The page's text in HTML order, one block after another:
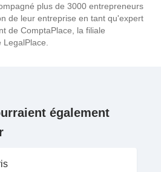
plus de 3000 entrepreneurs
de leur entreprise en tant qu'expert
de ComptaPlace, la filiale
également